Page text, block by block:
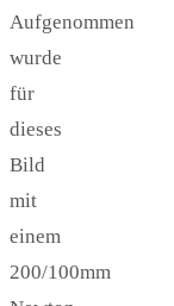
Aufgenommen
wurde
für
dieses
Bild
mit
einem
200/100mm